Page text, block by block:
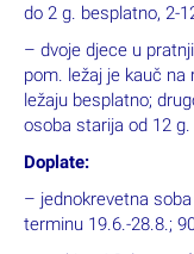
do 2 g. besplatno, 2-
– dvoje djece u
pom. ležaj je kauč na
ležaju besplatno;
osoba starija od 12 g.
Doplate:
– jednokrevetna
terminu 19.6.-28.8.;